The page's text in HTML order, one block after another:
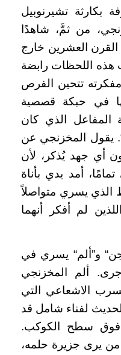
بكارثة تشيرنوبيل
من ثمَّ، شاهدًا
العشرين خارج
اللحظات رابضة
تتحين الفرص
في حبكة قصصية
المفاعل الذي كان
يقول المخزنجي عن
أي جهد يُذكر، لأن
أمد يدي بأناة
يسري متواصلاً
لم أفكر أنهما
و”ألم“ يسري في
جرى. ألم المخزنجي
الاشعاعي التي
لفناء شامل قد
فوق سطح الكوكب.
من يرى جزيرة حلمه،